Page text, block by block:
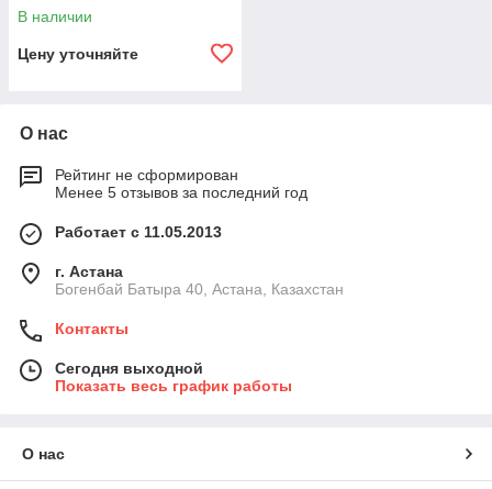
В наличии
Цену уточняйте
О нас
Рейтинг не сформирован
Менее 5 отзывов за последний год
Работает с 11.05.2013
г. Астана
Богенбай Батыра 40, Астана, Казахстан
Контакты
Сегодня выходной
Показать весь график работы
О нас